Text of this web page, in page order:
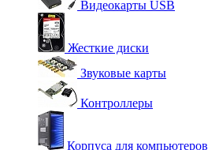
Видеокарты USB
Жесткие диски
Звуковые карты
Контроллеры
Корпуса для компьютеров